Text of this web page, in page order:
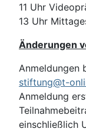
11 Uhr
13 Uhr
Änderungen
Anmeldungen
stiftung@t-
Anmeldung
einschließlich